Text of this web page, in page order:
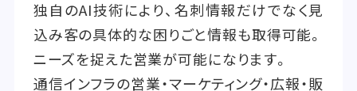
独自のAI技術により、名刺情報だけでなく見
込み客の具体的な困りごと情報も取得可能。
ニーズを捉えた営業が可能になります。
通信インフラの営業・マーケティング・広報・販